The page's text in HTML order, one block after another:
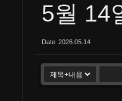
5월 14
Date 2026.05.14